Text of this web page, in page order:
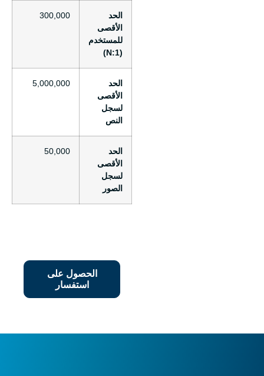
الحد
الأقصى
للمستخدم
300,000
الحد
الأقصى
لسجل
النص
5,000,000
الحد
الأقصى
لسجل
الصور
50,000
الحصول على
استفسار